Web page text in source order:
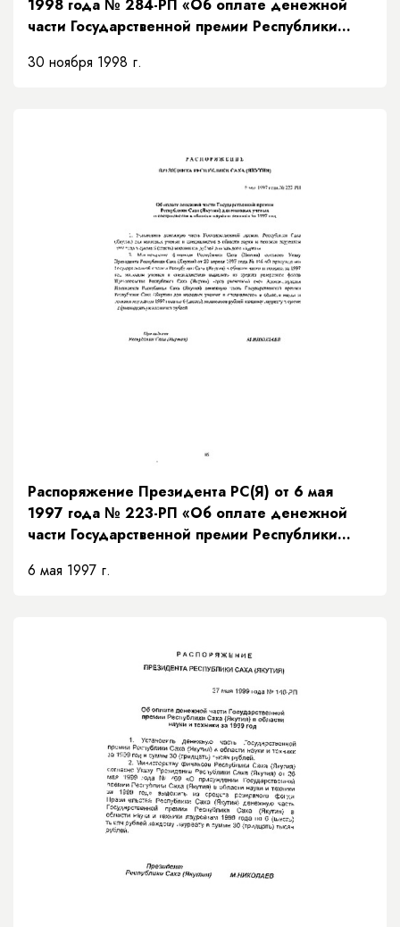
1998 года № 284-РП «Об оплате денежной
части Государственной премии Республики
специалистов в области науки и техники за
30 ноября 1998 г.
Распоряжение Президента РС(Я) от 6 мая
1997 года № 223-РП «Об оплате денежной
части Государственной премии Республики
специалистов в области науки и техники за
6 мая 1997 г.